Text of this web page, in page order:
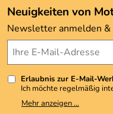
Angebote
Kundenbewertungen
4,9/5*****
Neuigkeiten von
Newsletter anmelden
Erlaubnis zur E-Mail-
Ich möchte regelmäßig
Meine E-Mail-Adresse
weitergegeben. Zu
Mehr anzeigen ...